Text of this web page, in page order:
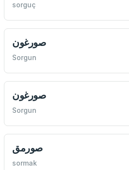
sorguç
صورغون
Sorgun
صورغون
Sorgun
صورمق
sormak